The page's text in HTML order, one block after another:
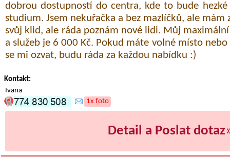
dobrou dostupností do centra, kde to bude
studium. Jsem nekuřačka a bez mazlíčků, ale
svůj klid, ale ráda poznám nové lidi. Můj
a služeb je 6 000 Kč. Pokud máte volné místo
se mi ozvat, budu ráda za každou nabídku :)
Kontakt:
Ivana
1x foto
Detail a Poslat dotaz